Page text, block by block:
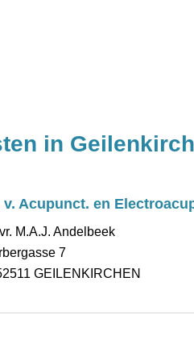
in
v. Acupunct. en
M.A.J. Andelbeek
7
GEILENKIRCHEN